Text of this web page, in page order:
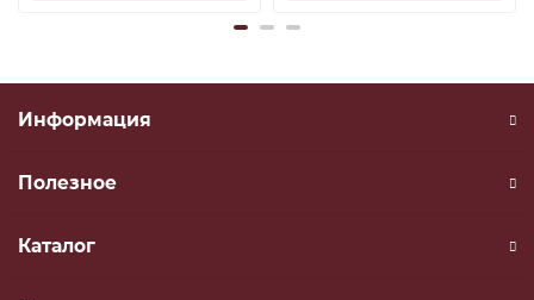
Информация
Полезное
Каталог